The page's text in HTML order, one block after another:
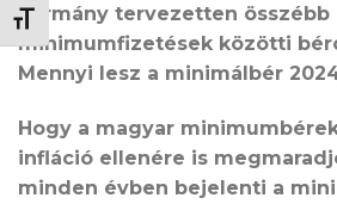
BETŰMÉRET VÁLTÁSA
kormány tervezetten összébb
minimumfizetések közötti
Mennyi lesz a minimálbér
Hogy a magyar
infláció ellenére is
minden évben bejelenti a